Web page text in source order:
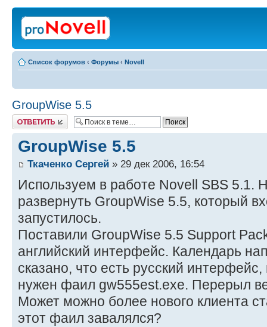
Список форумов ‹ Форумы ‹ Novell
GroupWise 5.5
Ответить
GroupWise 5.5
Ткаченко Сергей » 29 дек 2006, 16:54
Используем в работе Novell SBS 5.1.
развернуть GroupWise 5.5, который
запустилось.
Поставили GroupWise 5.5 Support
английский интерфейс. Календарь
сказано, что есть русский интерфейс,
нужен фаил gw555est.exe. Перерыл
Может можно более нового клиента
этот фаил завалялся?